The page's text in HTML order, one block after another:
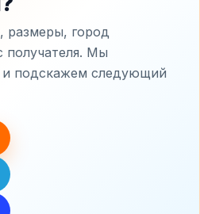
размеры, город
получателя. Мы
подскажем следующий